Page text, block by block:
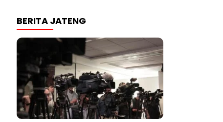
BERITA JATENG